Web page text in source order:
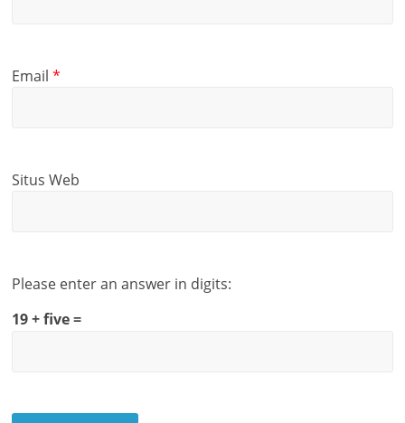
Email*
Situs Web
Please enter an answer in digits:
19 + five =